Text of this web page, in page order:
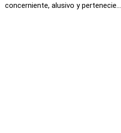
concerniente, alusivo y pertenecie...